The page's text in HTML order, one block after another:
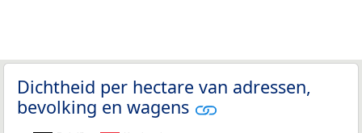
Dichtheid per hectare van adressen,
bevolking en wagens